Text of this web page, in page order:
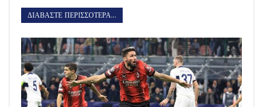
ΔΙΑΒΑΣΤΕ ΠΕΡΙΣΣΟΤΕΡΑ...